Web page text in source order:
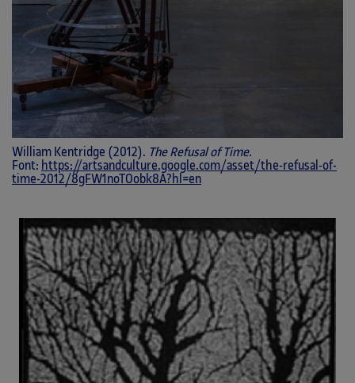
William Kentridge (2012). The Refusal of Time.
Font: https://artsandculture.google.com/asset/the-refusal-of-
time-2012/8gFW1noTOobk8A?hl=en